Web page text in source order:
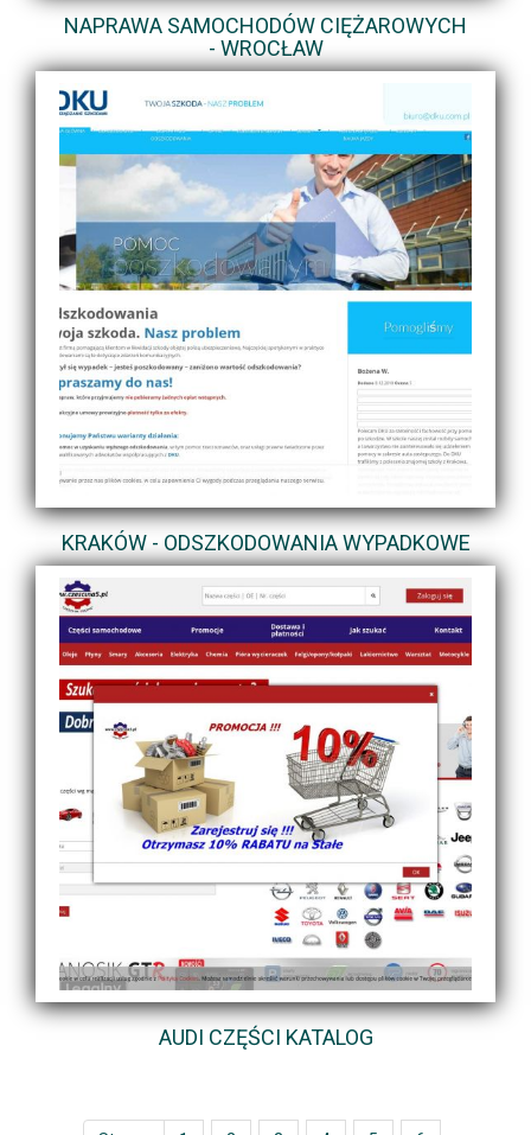
NAPRAWA SAMOCHODÓW CIĘŻAROWYCH
- WROCŁAW
KRAKÓW - ODSZKODOWANIA WYPADKOWE
AUDI CZĘŚCI KATALOG